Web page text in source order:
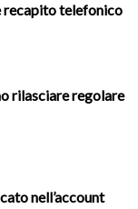
recapito telefonico
rilasciare regolare
nell’account